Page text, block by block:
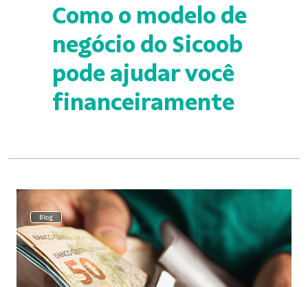
Como o modelo de
negócio do Sicoob
pode ajudar você
financeiramente
Blog